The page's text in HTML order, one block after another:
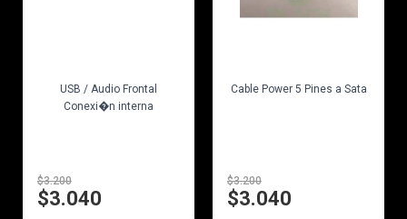
USB / Audio Frontal
Conexi�n interna
$3.200
$3.040
Cable Power 5 Pines a Sata
$3.200
$3.040